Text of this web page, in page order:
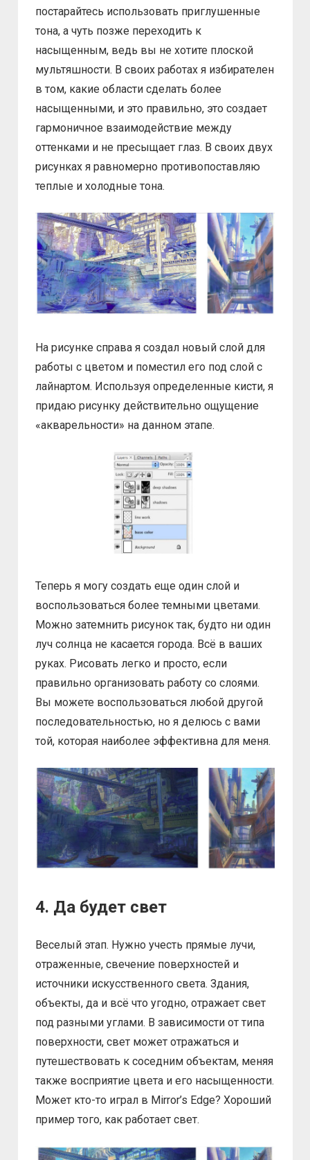
постарайтесь использовать приглушенные
тона, а чуть позже переходить к
насыщенным, ведь вы не хотите плоской
мультяшности. В своих работах я избирателен
в том, какие области сделать более
насыщенными, и это правильно, это создает
гармоничное взаимодействие между
оттенками и не пресыщает глаз. В своих двух
рисунках я равномерно противопоставляю
теплые и холодные тона.
На рисунке справа я создал новый слой для
работы с цветом и поместил его под слой с
лайнартом. Используя определенные кисти, я
придаю рисунку действительно ощущение
«акварельности» на данном этапе.
Теперь я могу создать еще один слой и
воспользоваться более темными цветами.
Можно затемнить рисунок так, будто ни один
луч солнца не касается города. Всё в ваших
руках. Рисовать легко и просто, если
правильно организовать работу со слоями.
Вы можете воспользоваться любой другой
последовательностью, но я делюсь с вами
той, которая наиболее эффективна для меня.
4. Да будет свет
Веселый этап. Нужно учесть прямые лучи,
отраженные, свечение поверхностей и
источники искусственного света. Здания,
объекты, да и всё что угодно, отражает свет
под разными углами. В зависимости от типа
поверхности, свет может отражаться и
путешествовать к соседним объектам, меняя
также восприятие цвета и его насыщенности.
Может кто-то играл в Mirror’s Edge? Хороший
пример того, как работает свет.